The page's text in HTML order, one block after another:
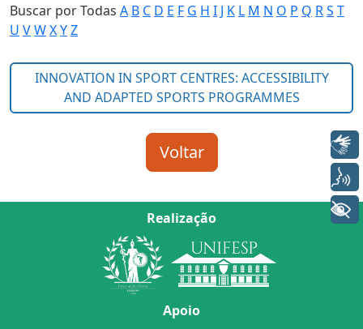
Buscar por Todas A B C D E F G H I J K L M N O P Q RS T
U VWXYZ
Realização
Apoio